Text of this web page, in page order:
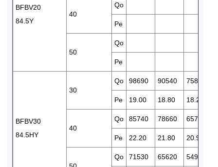
BFBV20
84.5Y
40
Qo
Pe
50
Qo
Pe
BFBV30
84.5HY
30
Qo 98690 90540 75850
Pe 19.00 18.80 18.20
40
Qo 85740 78660 65790
Pe 22.20 21.80 20.90
Qo 71530 65620 54960